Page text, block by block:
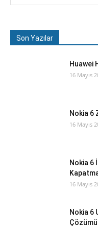
Son Yazılar
Huawei
16 Mayıs
Nokia 6
16 Mayıs
Nokia 6
16 Mayıs
Nokia 6
Çözümü